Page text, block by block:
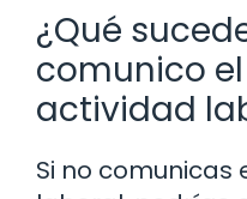
¿Qué
comunico
actividad
Si no comunicas